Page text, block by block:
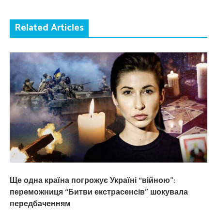
Related Articles
Ще одна країна погрожує Україні “війною”:
переможниця “Битви екстрасенсів” шокувала
передбаченням